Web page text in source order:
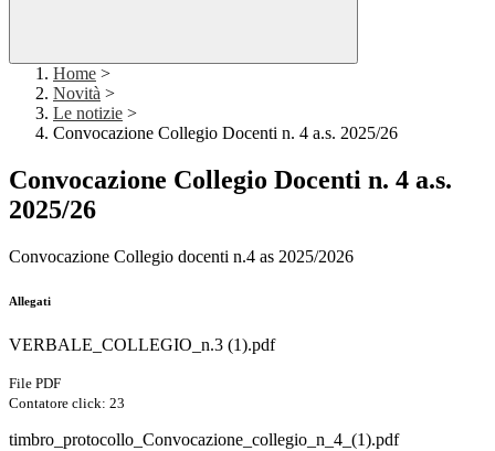
Home >
Novità >
Le notizie >
Convocazione Collegio Docenti n. 4 a.s. 2025/26
Convocazione Collegio Docenti n. 4 a.s.
2025/26
Convocazione Collegio docenti n.4 as 2025/2026
Allegati
VERBALE_COLLEGIO_n.3 (1).pdf
File PDF
Contatore click: 23
timbro_protocollo_Convocazione_collegio_n_4_(1).pdf